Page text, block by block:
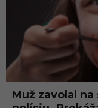
Muž zavolal